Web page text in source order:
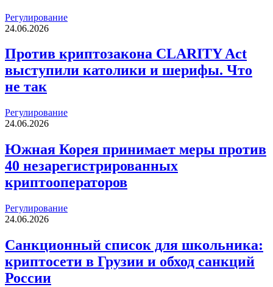
Регулирование
24.06.2026
Против криптозакона CLARITY Act
выступили католики и шерифы. Что
не так
Регулирование
24.06.2026
Южная Корея принимает меры против
40 незарегистрированных
криптооператоров
Регулирование
24.06.2026
Санкционный список для школьника:
криптосети в Грузии и обход санкций
России